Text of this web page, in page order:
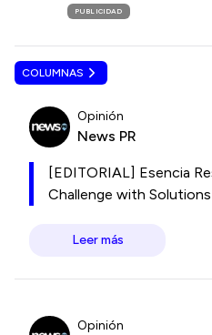
PUBLICIDAD
COLUMNAS
Opinión
News PR
[EDITORIAL] Esencia
Challenge with Solutions
Leer más
Opinión